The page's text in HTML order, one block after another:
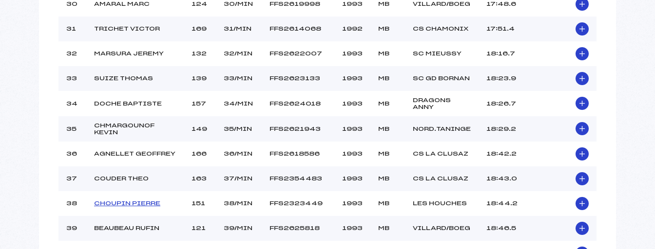
30 AMARAL MARC 124 30/MIN FFS2619998 1993 MB VILLARD/BOEG 17:48.6
31 TRICHET VICTOR 169 31/MIN FFS2614068 1992 MB CS CHAMONIX 17:51.4
32 MARSURA JEREMY 132 32/MIN FFS2622007 1993 MB SC MIEUSSY 18:16.7
33 SUIZE THOMAS 139 33/MIN FFS2623133 1993 MB SC GD BORNAN 18:23.9
34 DOCHE BAPTISTE 157 34/MIN FFS2624018 1993 MB
DRAGONS
ANNY
18:26.7
35
CHMARGOUNOF
KEVIN
149 35/MIN FFS2621943 1993 MB NORD.TANINGE 18:29.2
36 AGNELLET GEOFFREY 166 36/MIN FFS2618586 1993 MB CS LA CLUSAZ 18:42.2
37 COUDER THEO 163 37/MIN FFS2354483 1993 MB CS LA CLUSAZ 18:43.0
38 CHOUPIN PIERRE 151 38/MIN FFS2323449 1993 MB LES HOUCHES 18:44.2
39 BEAUBEAU RUFIN 121 39/MIN FFS2625818 1993 MB VILLARD/BOEG 18:46.5